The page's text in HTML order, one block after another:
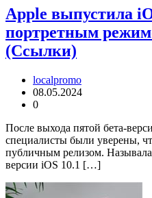
Apple выпустила
портретным
(Ссылки)
localpromo
08.05.2024
0
После выхода пятой бета-
специалисты были уверены,
публичным релизом.
версии iOS 10.1 […]